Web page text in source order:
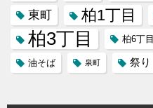
東町 柏1丁目
柏3丁目 柏6丁目
油そば 泉町 祭り